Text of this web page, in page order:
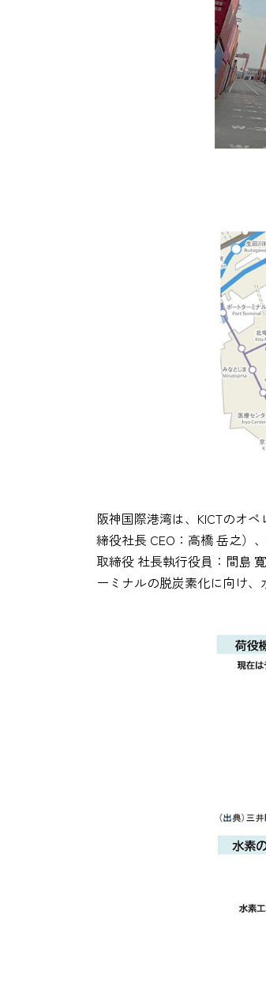
阪神国際港湾は、KICTのオ
締役社長 CEO：高橋 岳之）
取締役 社長執行役員：間島
ーミナルの脱炭素化に向け